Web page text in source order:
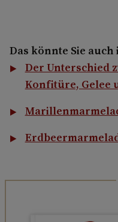
Das könnte Sie
Der Unterschied
Konfitüre, Gelee